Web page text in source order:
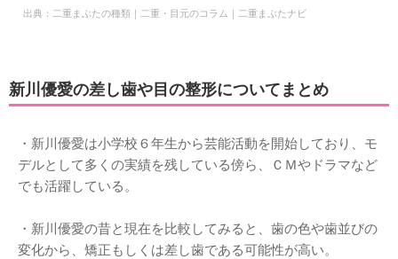
出典： 二重まぶたの種類｜二重・目元のコラム｜二重まぶたナビ
新川優愛の差し歯や目の整形についてまとめ
・新川優愛は小学校６年生から芸能活動を開始しており、モ
デルとして多くの実績を残している傍ら、ＣＭやドラマなど
でも活躍している。
・新川優愛の昔と現在を比較してみると、歯の色や歯並びの
変化から、矯正もしくは差し歯である可能性が高い。